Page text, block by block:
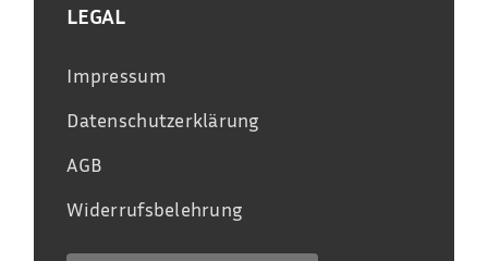
LEGAL
Impressum
Datenschutzerklärung
AGB
Widerrufsbelehrung